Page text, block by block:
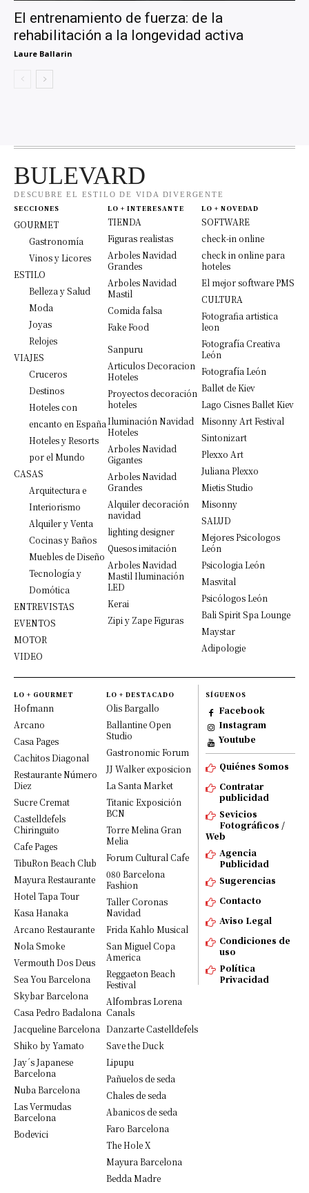
El entrenamiento de fuerza: de la
rehabilitación a la longevidad activa
Laure Ballarin
BULEVARD
DESCUBRE EL ESTILO DE VIDA DIVERGENTE
SECCIONES
GOURMET
Gastronomía
Vinos y Licores
ESTILO
Belleza y Salud
Moda
Joyas
Relojes
VIAJES
Cruceros
Destinos
Hoteles con
encanto en España
Hoteles y Resorts
por el Mundo
CASAS
Arquitectura e
Interiorismo
Alquiler y Venta
Cocinas y Baños
Muebles de Diseño
Tecnología y
Domótica
ENTREVISTAS
EVENTOS
MOTOR
VIDEO
LO + INTERESANTE
TIENDA
Figuras realistas
Arboles Navidad
Grandes
Arboles Navidad
Mastil
Comida falsa
Fake Food
Sanpuru
Articulos Decoracion
Hoteles
Proyectos decoración
hoteles
Iluminación Navidad
Hoteles
Arboles Navidad
Gigantes
Arboles Navidad
Grandes
Alquiler decoración
navidad
lighting designer
Quesos imitación
Arboles Navidad
Mastil Iluminación
LED
Kerai
Zipi y Zape Figuras
LO + NOVEDAD
SOFTWARE
check-in online
check in online para
hoteles
El mejor software PMS
CULTURA
Fotografia artistica
leon
Fotografía Creativa
León
Fotografía León
Ballet de Kiev
Lago Cisnes Ballet Kiev
Misonny Art Festival
Sintonizart
Plexxo Art
Juliana Plexxo
Mietis Studio
Misonny
SALUD
Mejores Psicologos
León
Psicologia León
Masvital
Psicólogos León
Bali Spirit Spa Lounge
Maystar
Adipologie
LO + GOURMET
Hofmann
Arcano
Casa Pages
Cachitos Diagonal
Restaurante Número
Diez
Sucre Cremat
Castelldefels
Chiringuito
Cafe Pages
TibuRon Beach Club
Mayura Restaurante
Hotel Tapa Tour
Kasa Hanaka
Arcano Restaurante
Nola Smoke
Vermouth Dos Deus
Sea You Barcelona
Skybar Barcelona
Casa Pedro Badalona
Jacqueline Barcelona
Shiko by Yamato
Jay´s Japanese
Barcelona
Nuba Barcelona
Las Vermudas
Barcelona
Bodevici
LO + DESTACADO
Olis Bargallo
Ballantine Open
Studio
Gastronomic Forum
JJ Walker exposicion
La Santa Market
Titanic Exposición
BCN
Torre Melina Gran
Melia
Forum Cultural Cafe
080 Barcelona
Fashion
Taller Coronas
Navidad
Frida Kahlo Musical
San Miguel Copa
America
Reggaeton Beach
Festival
Alfombras Lorena
Canals
Danzarte Castelldefels
Save the Duck
Lipupu
Pañuelos de seda
Chales de seda
Abanicos de seda
Faro Barcelona
The Hole X
Mayura Barcelona
Bedda Madre
SÍGUENOS
Facebook
Instagram
Youtube
Quiénes Somos
Contratar
publicidad
Sevicios
Fotográficos /
Web
Agencia
Publicidad
Sugerencias
Contacto
Aviso Legal
Condiciones de
uso
Política
Privacidad